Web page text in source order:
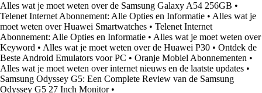
Alles wat je moet weten over de Samsung Galaxy A54 256GB •
Telenet Internet Abonnement: Alle Opties en Informatie • Alles wat je
moet weten over Huawei Smartwatches • Telenet Internet
Abonnement: Alle Opties en Informatie • Alles wat je moet weten over
Keyword • Alles wat je moet weten over de Huawei P30 • Ontdek de
Beste Android Emulators voor PC • Oranje Mobiel Abonnementen •
Alles wat je moet weten over internet nieuws en de laatste updates •
Samsung Odyssey G5: Een Complete Review van de Samsung
Odyssey G5 27 Inch Monitor•